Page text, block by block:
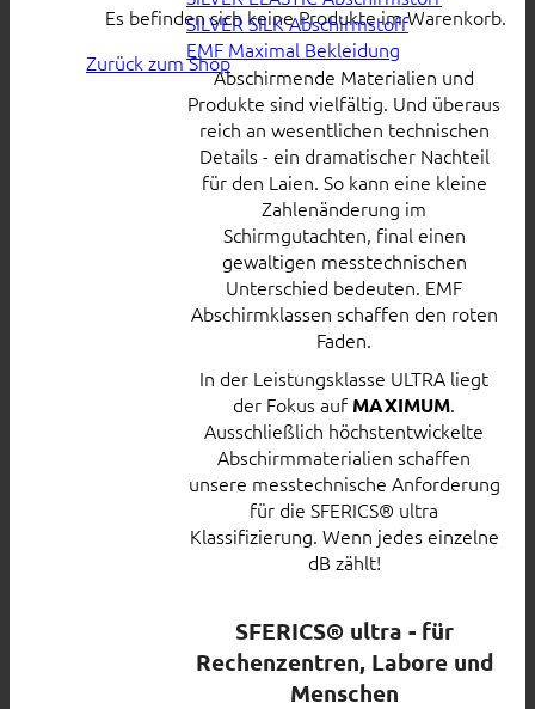
Es befinden sich keine Produkte im Warenkorb.
Zurück zum Shop
SILVER SILK Abschirmstoff
EMF Maximal Bekleidung
Abschirmende Materialien und
Produkte sind vielfältig. Und überaus
reich an wesentlichen technischen
Details - ein dramatischer Nachteil
für den Laien. So kann eine kleine
Zahlenänderung im
Schirmgutachten, final einen
gewaltigen messtechnischen
Unterschied bedeuten. EMF
Abschirmklassen schaffen den roten
Faden.
In der Leistungsklasse ULTRA liegt
der Fokus auf MAXIMUM.
Ausschließlich höchstentwickelte
Abschirmmaterialien schaffen
unsere messtechnische Anforderung
für die SFERICS® ultra
Klassifizierung. Wenn jedes einzelne
dB zählt!
SFERICS® ultra - für
Rechenzentren, Labore und
Menschen